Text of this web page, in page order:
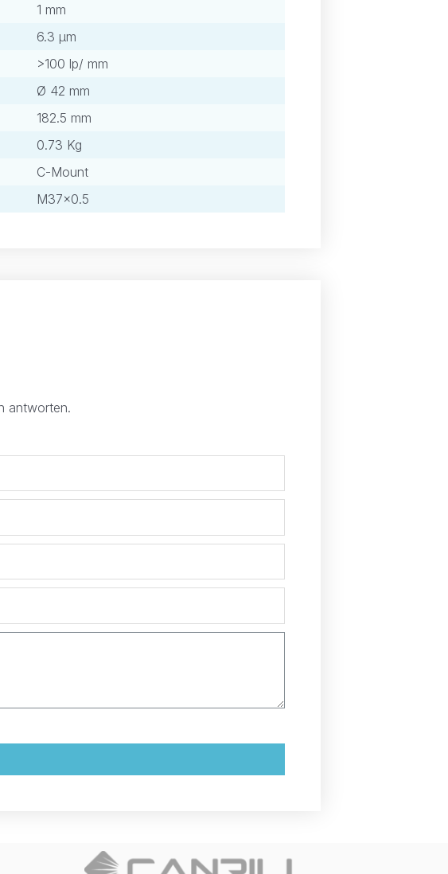
1 mm
6.3 μm
>100 lp/ mm
Ø 42 mm
182.5 mm
0.73 Kg
C-Mount
M37×0.5
antworten.